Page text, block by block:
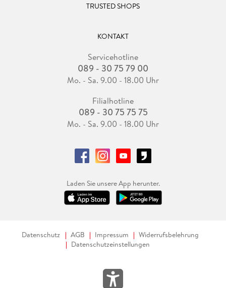
TRUSTED SHOPS
KONTAKT
Servicehotline
089 - 30 75 79 00
Mo. - Sa. 9.00 - 18.00 Uhr
Filialhotline
089 - 30 75 75 75
Mo. - Sa. 9.00 - 18.00 Uhr
Laden Sie unsere App herunter.
Datenschutz AGB Impressum
Widerrufsbelehrung
Datenschutzeinstellungen